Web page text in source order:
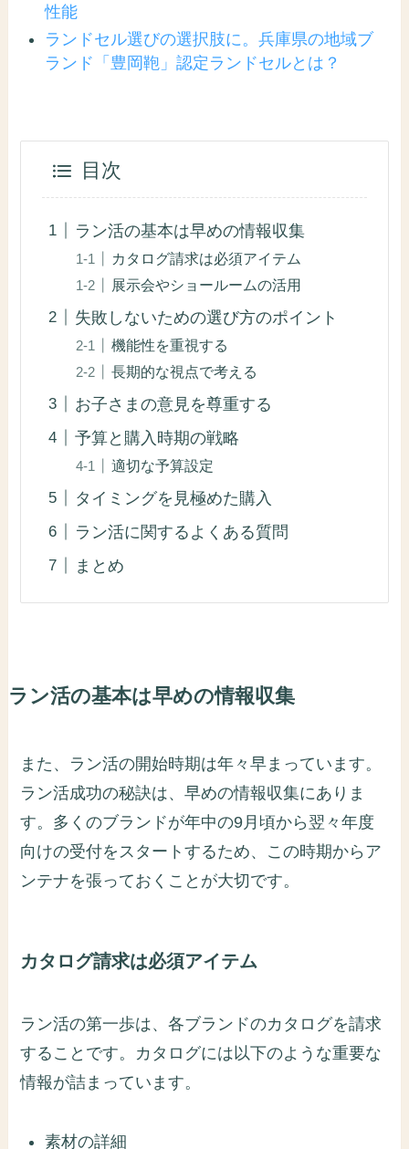
性能
ランドセル選びの選択肢に。兵庫県の地域ブ
ランド「豊岡鞄」認定ランドセルとは？
目次
ラン活の基本は早めの情報収集
カタログ請求は必須アイテム
展示会やショールームの活用
失敗しないための選び方のポイント
機能性を重視する
長期的な視点で考える
お子さまの意見を尊重する
予算と購入時期の戦略
適切な予算設定
タイミングを見極めた購入
ラン活に関するよくある質問
まとめ
ラン活の基本は早めの情報収集
また、ラン活の開始時期は年々早まっています。
ラン活成功の秘訣は、早めの情報収集にありま
す。多くのブランドが年中の9月頃から翌々年度
向けの受付をスタートするため、この時期からア
ンテナを張っておくことが大切です。
カタログ請求は必須アイテム
ラン活の第一歩は、各ブランドのカタログを請求
することです。カタログには以下のような重要な
情報が詰まっています。
素材の詳細